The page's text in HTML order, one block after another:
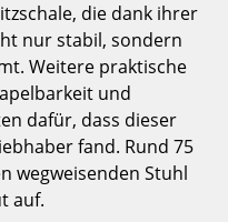
die dank ihrer
nur stabil, sondern
Weitere praktische
und
dafür, dass dieser
fand. Rund 75
wegweisenden Stuhl
auf.